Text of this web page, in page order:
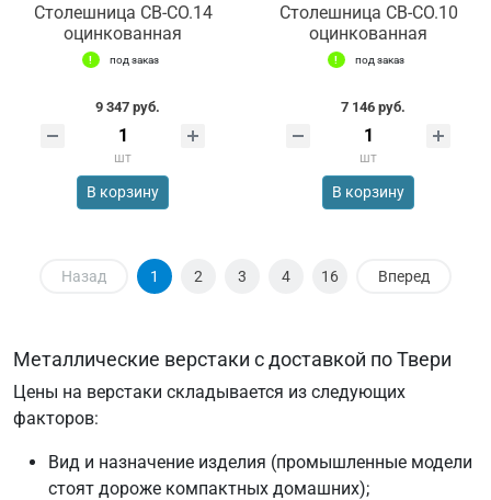
Столешница СВ-СО.14
оцинкованная
под заказ
9 347 руб.
шт
В корзину
Столешница СВ-СО.10
оцинкованная
под заказ
7 146 руб.
шт
В корзину
Назад 1 2 3 4 16 Вперед
Металлические верстаки с доставкой по Твери
Цены на верстаки складывается из следующих
факторов:
Вид и назначение изделия (промышленные модели
стоят дороже компактных домашних);